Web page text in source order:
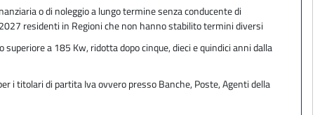
o di noleggio a lungo termine senza conducente di
residenti in Regioni che non hanno stabilito termini diversi
a 185 Kw, ridotta dopo cinque, dieci e quindici anni dalla
i titolari di partita Iva ovvero presso Banche, Poste, Agenti della